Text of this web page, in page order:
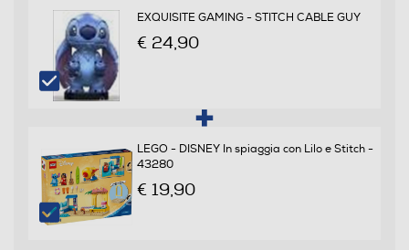
EXQUISITE GAMING - STITCH CABLE GUY
€ 24,90
LEGO - DISNEY In spiaggia con Lilo e Stitch -
43280
€ 19,90